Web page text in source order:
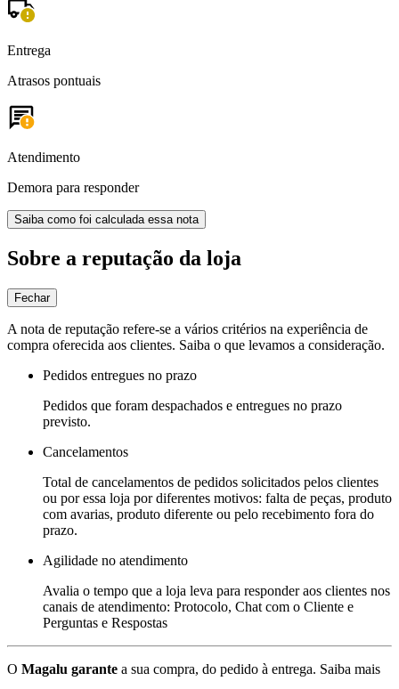
Entrega
Atrasos pontuais
Atendimento
Demora para responder
Saiba como foi calculada essa nota
Sobre a reputação da loja
Fechar
A nota de reputação refere-se a vários critérios na experiência de
compra oferecida aos clientes. Saiba o que levamos a consideração.
Pedidos entregues no prazo
Pedidos que foram despachados e entregues no prazo
previsto.
Cancelamentos
Total de cancelamentos de pedidos solicitados pelos clientes
ou por essa loja por diferentes motivos: falta de peças, produto
com avarias, produto diferente ou pelo recebimento fora do
prazo.
Agilidade no atendimento
Avalia o tempo que a loja leva para responder aos clientes nos
canais de atendimento: Protocolo, Chat com o Cliente e
Perguntas e Respostas
O Magalu garante a sua compra, do pedido à entrega. Saiba mais